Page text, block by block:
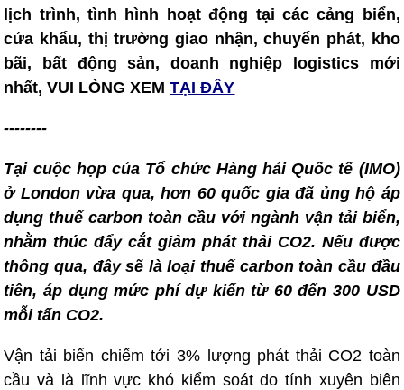
lịch trình, tình hình hoạt động tại các cảng biển,
cửa khẩu, thị trường giao nhận, chuyển phát, kho
bãi, bất động sản, doanh nghiệp logistics mới
nhất, VUI LÒNG XEM TẠI ĐÂY
--------
Tại cuộc họp của Tổ chức Hàng hải Quốc tế (IMO)
ở London vừa qua, hơn 60 quốc gia đã ủng hộ áp
dụng thuế carbon toàn cầu với ngành vận tải biển,
nhằm thúc đẩy cắt giảm phát thải CO2. Nếu được
thông qua, đây sẽ là loại thuế carbon toàn cầu đầu
tiên, áp dụng mức phí dự kiến từ 60 đến 300 USD
mỗi tấn CO2.
Vận tải biển chiếm tới 3% lượng phát thải CO2 toàn
cầu và là lĩnh vực khó kiểm soát do tính xuyên biên